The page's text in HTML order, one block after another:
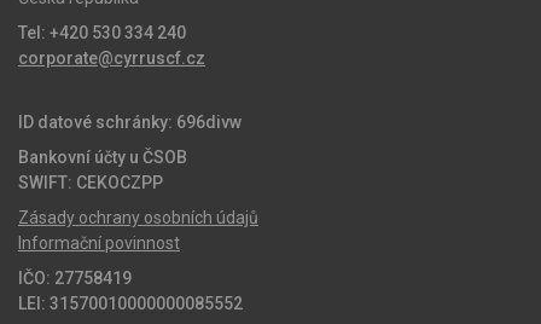
Tel: +420 530 334 240
corporate@cyrruscf.cz
ID datové schránky: 696divw
Bankovní účty u ČSOB
SWIFT: CEKOCZPP
Zásady ochrany osobních údajů
Informační povinnost
IČO: 27758419
LEI: 31570010000000085552